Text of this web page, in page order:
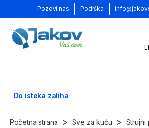
Pozovi nas Podrška
Do isteka zaliha
Početna strana > Sve za kuću > Strujni